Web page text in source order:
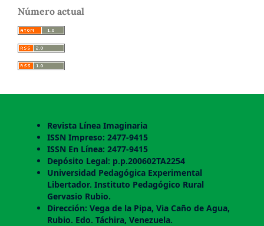
Número actual
Revista Línea Imaginaria
ISSN Impreso: 2477-9415
ISSN En Línea: 2477-9415
Depósito Legal: p.p.200602TA2254
Universidad Pedagógica Experimental
Libertador. Instituto Pedagógico Rural
Gervasio Rubio.
Dirección: Vega de la Pipa, Via Caño de Agua,
Rubio. Edo. Táchira, Venezuela.